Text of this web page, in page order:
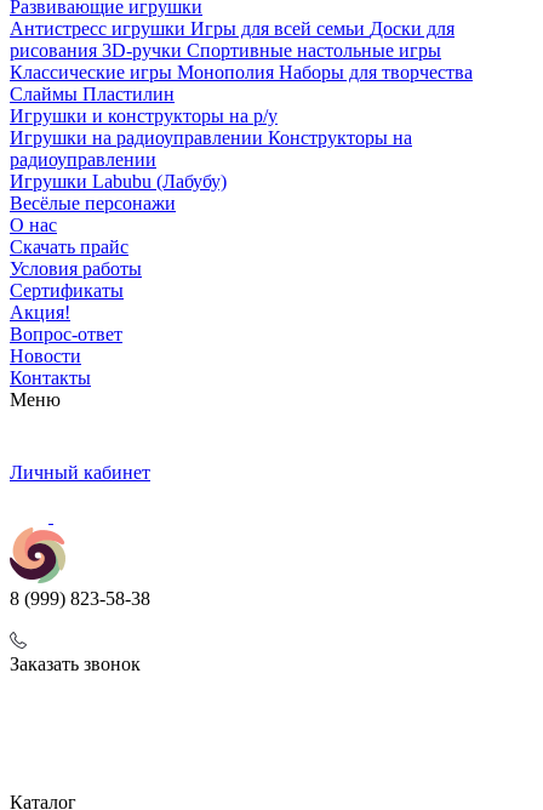
Развивающие игрушки
Антистресс игрушки Игры для всей семьи Доски для
рисования 3D-ручки Спортивные настольные игры
Классические игры Монополия Наборы для творчества
Слаймы Пластилин
Игрушки и конструкторы на р/у
Игрушки на радиоуправлении Конструкторы на
радиоуправлении
Игрушки Labubu (Лабубу)
Весёлые персонажи
О нас
Скачать прайс
Условия работы
Сертификаты
Акция!
Вопрос-ответ
Новости
Контакты
Меню
Личный кабинет
8 (999) 823-58-38
Заказать звонок
Каталог